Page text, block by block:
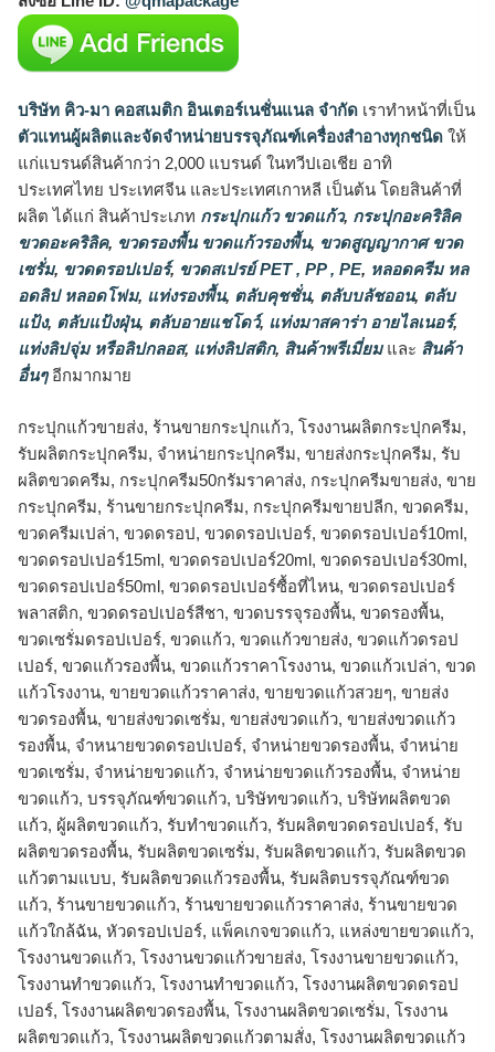
บริษัท คิว-มา คอสเมติก อินเตอร์เนชั่นแนล จำกัด เราทำหน้าที่เป็น
ตัวแทนผู้ผลิตและจัดจำหน่ายบรรจุภัณฑ์เครื่องสำอางทุกชนิด ให้
แก่แบรนด์สินค้ากว่า 2,000 แบรนด์ ในทวีปเอเชีย อาทิ
ประเทศไทย ประเทศจีน และประเทศเกาหลี เป็นต้น โดยสินค้าที่
ผลิต ได้แก่ สินค้าประเภท กระปุกแก้ว ขวดแก้ว, กระปุกอะคริลิค
ขวดอะคริลิค, ขวดรองพื้น ขวดแก้วรองพื้น, ขวดสูญญากาศ ขวด
เซรั่ม, ขวดดรอปเปอร์, ขวดสเปรย์ PET , PP , PE, หลอดครีม หล
อดลิป หลอดโฟม, แท่งรองพื้น, ตลับคุชชั่น, ตลับบลัชออน, ตลับ
แป้ง, ตลับแป้งฝุ่น, ตลับอายแชโดว์, แท่งมาสคาร่า อายไลเนอร์,
แท่งลิปจุ่ม หรือลิปกลอส, แท่งลิปสติก, สินค้าพรีเมี่ยมและ สินค้า
อื่นๆอีกมากมาย
กระปุกแก้วขายส่ง, ร้านขายกระปุกแก้ว, โรงงานผลิตกระปุกครีม,
รับผลิตกระปุกครีม, จำหน่ายกระปุกครีม, ขายส่งกระปุกครีม, รับ
ผลิตขวดครีม, กระปุกครีม50กรัมราคาส่ง, กระปุกครีมขายส่ง, ขาย
กระปุกครีม, ร้านขายกระปุกครีม, กระปุกครีมขายปลีก, ขวดครีม,
ขวดครีมเปล่า, ขวดดรอป, ขวดดรอปเปอร์, ขวดดรอปเปอร์10ml,
ขวดดรอปเปอร์15ml, ขวดดรอปเปอร์20ml, ขวดดรอปเปอร์30ml,
ขวดดรอปเปอร์50ml, ขวดดรอปเปอร์ซื้อที่ไหน, ขวดดรอปเปอร์
พลาสติก, ขวดดรอปเปอร์สีชา, ขวดบรรจุรองพื้น, ขวดรองพื้น,
ขวดเซรั่มดรอปเปอร์, ขวดแก้ว, ขวดแก้วขายส่ง, ขวดแก้วดรอป
เปอร์, ขวดแก้วรองพื้น, ขวดแก้วราคาโรงงาน, ขวดแก้วเปล่า, ขวด
แก้วโรงงาน, ขายขวดแก้วราคาส่ง, ขายขวดแก้วสวยๆ, ขายส่ง
ขวดรองพื้น, ขายส่งขวดเซรั่ม, ขายส่งขวดแก้ว, ขายส่งขวดแก้ว
รองพื้น, จำหนายขวดดรอปเปอร์, จำหน่ายขวดรองพื้น, จำหน่าย
ขวดเซรั่ม, จำหน่ายขวดแก้ว, จำหน่ายขวดแก้วรองพื้น, จําหน่าย
ขวดแก้ว, บรรจุภัณฑ์ขวดแก้ว, บริษัทขวดแก้ว, บริษัทผลิตขวด
แก้ว, ผู้ผลิตขวดแก้ว, รับทำขวดแก้ว, รับผลิตขวดดรอปเปอร์, รับ
ผลิตขวดรองพื้น, รับผลิตขวดเซรั่ม, รับผลิตขวดแก้ว, รับผลิตขวด
แก้วตามแบบ, รับผลิตขวดแก้วรองพื้น, รับผลิตบรรจุภัณฑ์ขวด
แก้ว, ร้านขายขวดแก้ว, ร้านขายขวดแก้วราคาส่ง, ร้านขายขวด
แก้วใกล้ฉัน, หัวดรอปเปอร์, แพ็คเกจขวดแก้ว, แหล่งขายขวดแก้ว,
โรงงานขวดแก้ว, โรงงานขวดแก้วขายส่ง, โรงงานขายขวดแก้ว,
โรงงานทำขวดแก้ว, โรงงานทําขวดแก้ว, โรงงานผลิตขวดดรอป
เปอร์, โรงงานผลิตขวดรองพื้น, โรงงานผลิตขวดเซรั่ม, โรงงาน
ผลิตขวดแก้ว, โรงงานผลิตขวดแก้วตามสั่ง, โรงงานผลิตขวดแก้ว